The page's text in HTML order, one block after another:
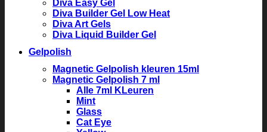
Diva Easy Gel
Diva Builder Gel Low Heat
Diva Art Gels
Diva Liquid Builder Gel
Gelpolish
Magnetic Gelpolish kleuren 15ml
Magnetic Gelpolish 7 ml
Alle 7ml KLeuren
Mint
Glass
Cat Eye